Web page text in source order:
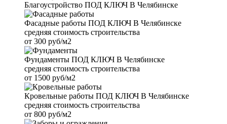
Благоустройство ПОД КЛЮЧ В Челябинске
Фасадные работы ПОД КЛЮЧ В Челябинске
средняя стоимость строительства
от 300 руб/м2
Фундаменты ПОД КЛЮЧ В Челябинске
средняя стоимость строительства
от 1500 руб/м2
Кровельные работы ПОД КЛЮЧ В Челябинске
средняя стоимость строительства
от 800 руб/м2